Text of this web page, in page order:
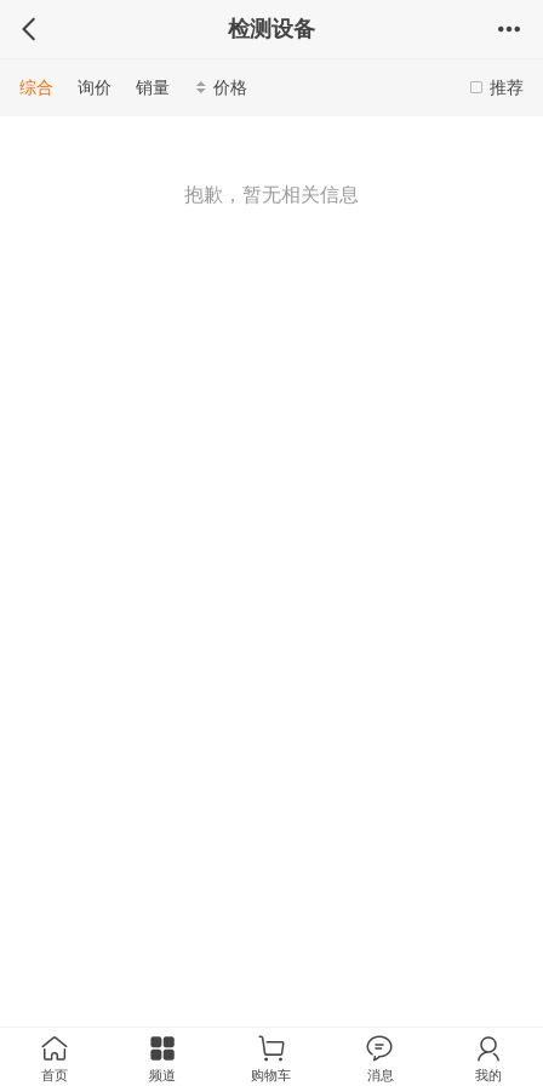
检测设备
推荐
综合 询价 销量 价格
抱歉，暂无相关信息
首页 频道 购物车 消息 我的